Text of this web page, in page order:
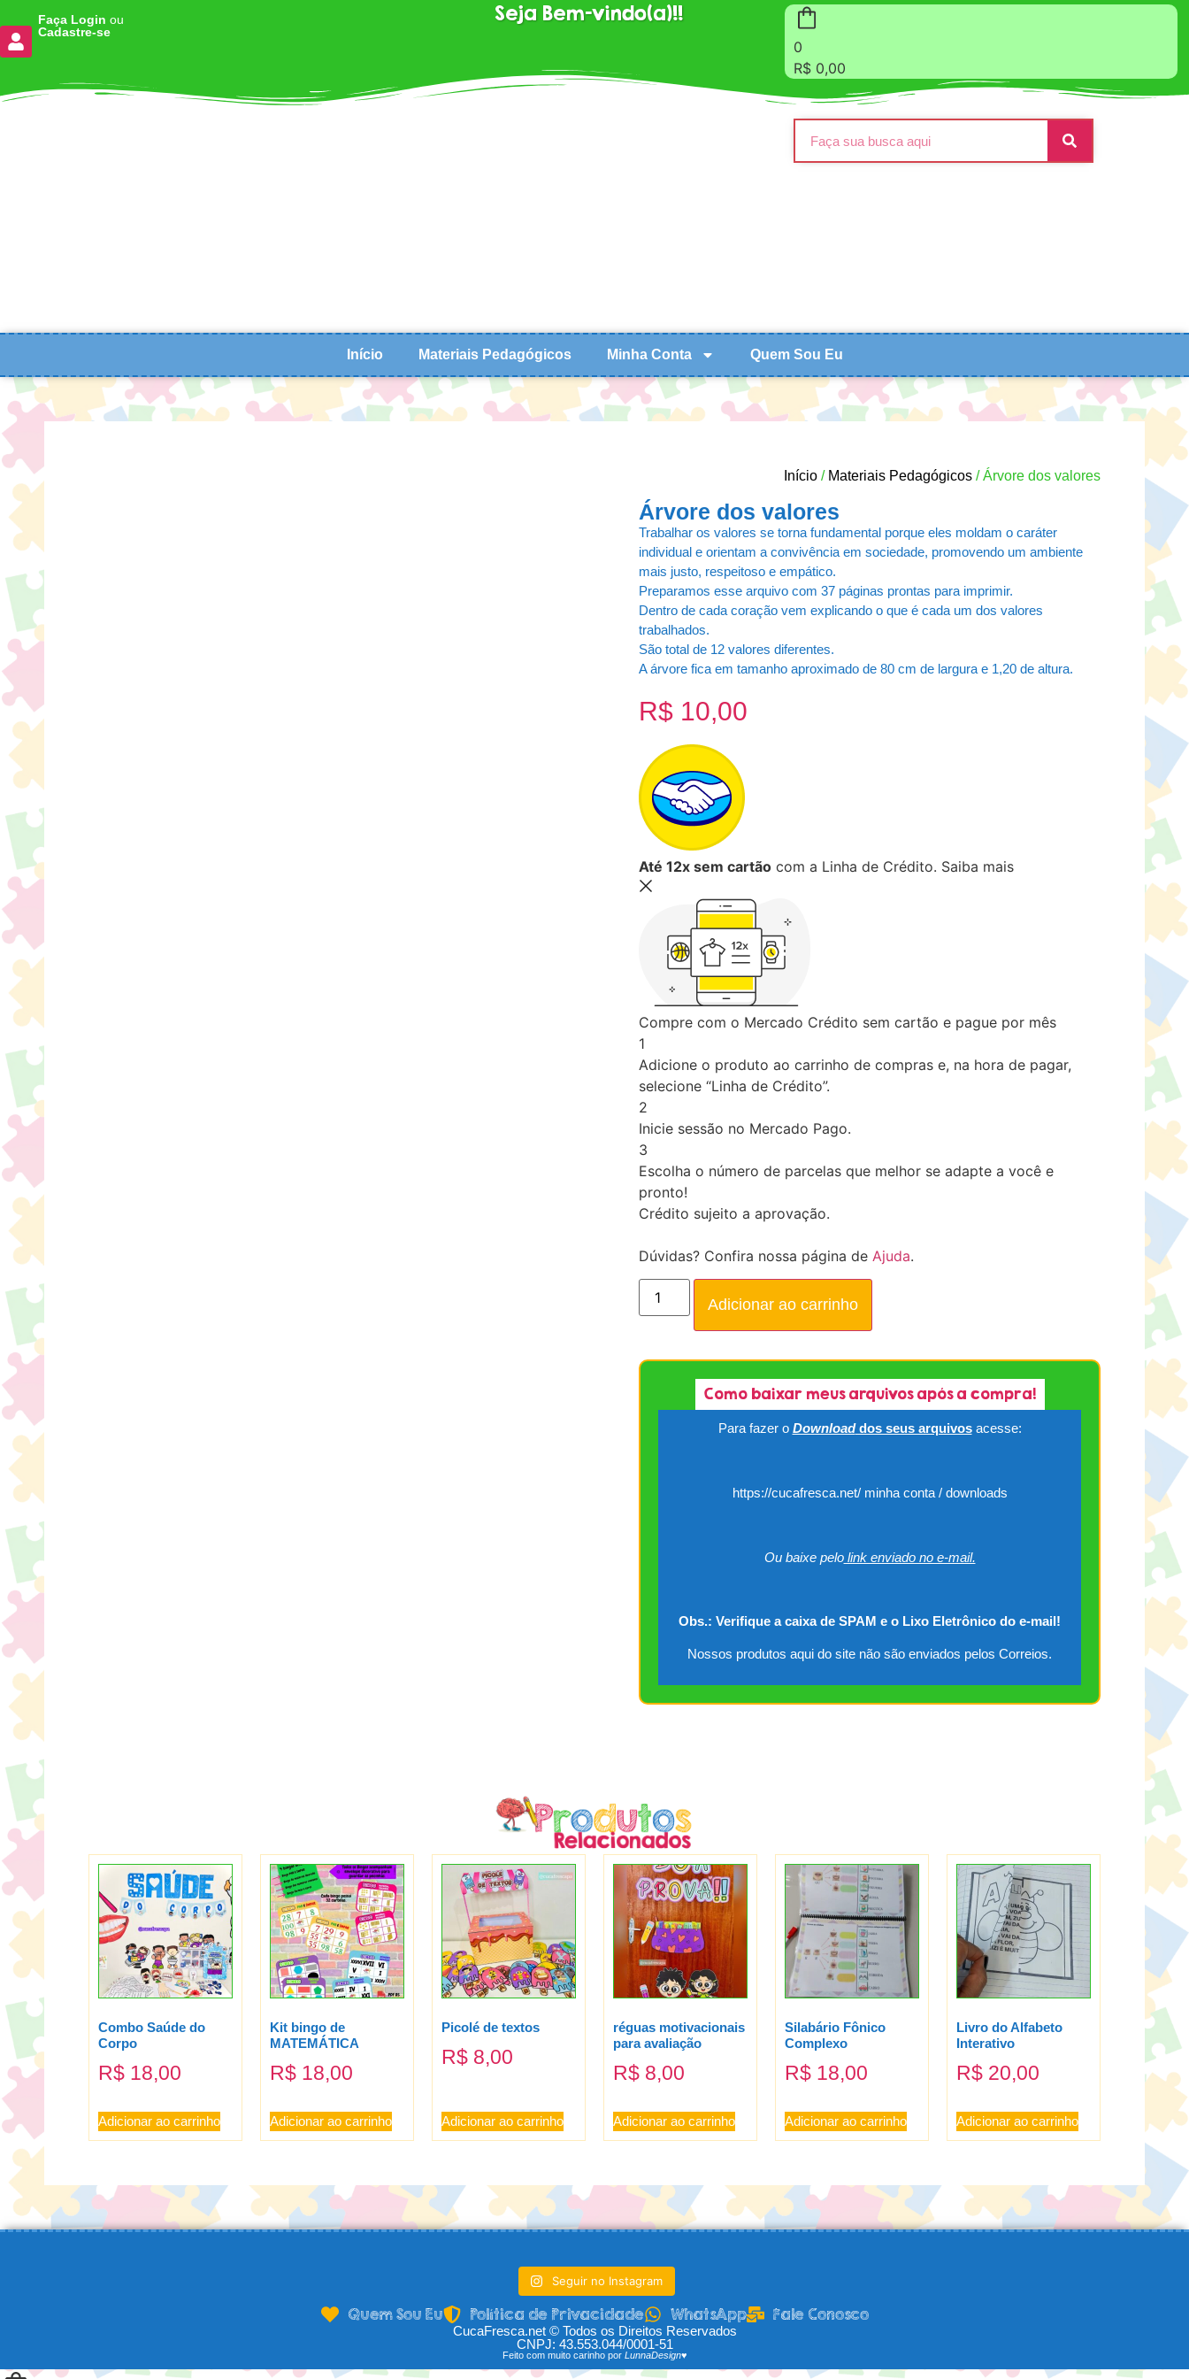
Faça Login ou
Cadastre-se
Seja Bem-vindo(a)!!
0
R$ 0,00
Início Materiais Pedagógicos Minha Conta Quem Sou Eu
Início / Materiais Pedagógicos / Árvore dos valores
Árvore dos valores
Trabalhar os valores se torna fundamental porque eles moldam o caráter
individual e orientam a convivência em sociedade, promovendo um ambiente
mais justo, respeitoso e empático.
Preparamos esse arquivo com 37 páginas prontas para imprimir.
Dentro de cada coração vem explicando o que é cada um dos valores
trabalhados.
São total de 12 valores diferentes.
A árvore fica em tamanho aproximado de 80 cm de largura e 1,20 de altura.
R$ 10,00
Até 12x sem cartão com a Linha de Crédito. Saiba mais
Compre com o Mercado Crédito sem cartão e pague por mês
1
Adicione o produto ao carrinho de compras e, na hora de pagar,
selecione “Linha de Crédito”.
2
Inicie sessão no Mercado Pago.
3
Escolha o número de parcelas que melhor se adapte a você e
pronto!
Crédito sujeito a aprovação.
Dúvidas? Confira nossa página de Ajuda.
Adicionar ao carrinho
Como baixar meus arquivos após a compra!
Para fazer o Downloaddos seus arquivos acesse:
https://cucafresca.net/ minha conta / downloads
Ou baixe pelolink enviado no e-mail.
Obs.: Verifique a caixa de SPAM e o Lixo Eletrônico do e-mail!
Nossos produtos aqui do site não são enviados pelos Correios.
Combo Saúde do
Corpo
R$ 18,00
Adicionar ao carrinho
Kit bingo de
MATEMÁTICA
R$ 18,00
Adicionar ao carrinho
Picolé de textos
R$ 8,00
Adicionar ao carrinho
réguas motivacionais
para avaliação
R$ 8,00
Adicionar ao carrinho
Silabário Fônico
Complexo
R$ 18,00
Adicionar ao carrinho
Livro do Alfabeto
Interativo
R$ 20,00
Adicionar ao carrinho
Seguir no Instagram
Quem Sou Eu Política de Privacidade WhatsApp Fale Conosco
CucaFresca.net © Todos os Direitos Reservados
CNPJ: 43.553.044/0001-51
Feito com muito carinho por LunnaDesign♥